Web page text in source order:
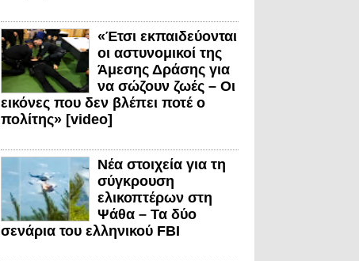
«Έτσι εκπαιδεύονται
οι αστυνομικοί της
Άμεσης Δράσης για
να σώζουν ζωές – Οι
εικόνες που δεν βλέπει ποτέ ο
πολίτης» [video]
Νέα στοιχεία για τη
σύγκρουση
ελικοπτέρων στη
Ψάθα – Τα δύο
σενάρια του ελληνικού FBI